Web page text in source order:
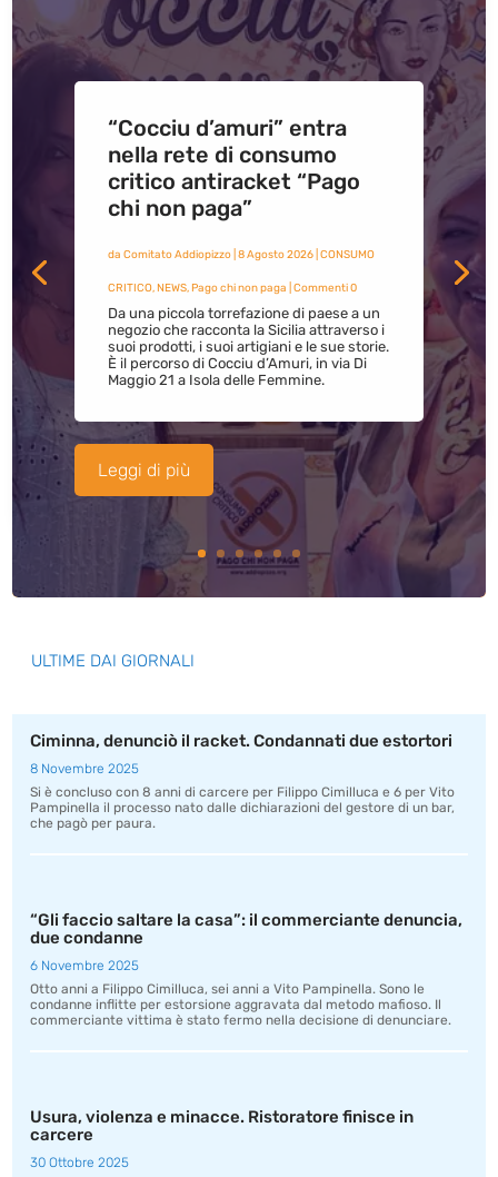
“Cocciu d’amuri” entra
nella rete di consumo
critico antiracket “Pago
chi non paga”
da Comitato Addiopizzo| 8 Agosto 2026| CONSUMO
CRITICO,NEWS,Pago chi non paga | Commenti 0
Da una piccola torrefazione di paese a un
negozio che racconta la Sicilia attraverso i
suoi prodotti, i suoi artigiani e le sue storie.
È il percorso di Cocciu d’Amuri, in via Di
Maggio 21 a Isola delle Femmine.
Leggi di più
ULTIME DAI GIORNALI
Ciminna, denunciò il racket. Condannati due estortori
8 Novembre 2025
Si è concluso con 8 anni di carcere per Filippo Cimilluca e 6 per Vito
Pampinella il processo nato dalle dichiarazioni del gestore di un bar,
che pagò per paura.
“Gli faccio saltare la casa”: il commerciante denuncia,
due condanne
6 Novembre 2025
Otto anni a Filippo Cimilluca, sei anni a Vito Pampinella. Sono le
condanne inflitte per estorsione aggravata dal metodo mafioso. Il
commerciante vittima è stato fermo nella decisione di denunciare.
Usura, violenza e minacce. Ristoratore finisce in
carcere
30 Ottobre 2025